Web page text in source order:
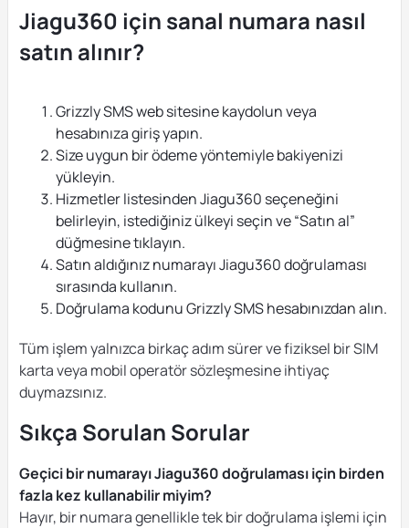
Jiagu360 için sanal numara nasıl
satın alınır?
Grizzly SMS web sitesine kaydolun veya
hesabınıza giriş yapın.
Size uygun bir ödeme yöntemiyle bakiyenizi
yükleyin.
Hizmetler listesinden Jiagu360 seçeneğini
belirleyin, istediğiniz ülkeyi seçin ve “Satın al”
düğmesine tıklayın.
Satın aldığınız numarayı Jiagu360 doğrulaması
sırasında kullanın.
Doğrulama kodunu Grizzly SMS hesabınızdan alın.
Tüm işlem yalnızca birkaç adım sürer ve fiziksel bir SIM
karta veya mobil operatör sözleşmesine ihtiyaç
duymazsınız.
Sıkça Sorulan Sorular
Geçici bir numarayı Jiagu360 doğrulaması için birden
fazla kez kullanabilir miyim?
Hayır, bir numara genellikle tek bir doğrulama işlemi için